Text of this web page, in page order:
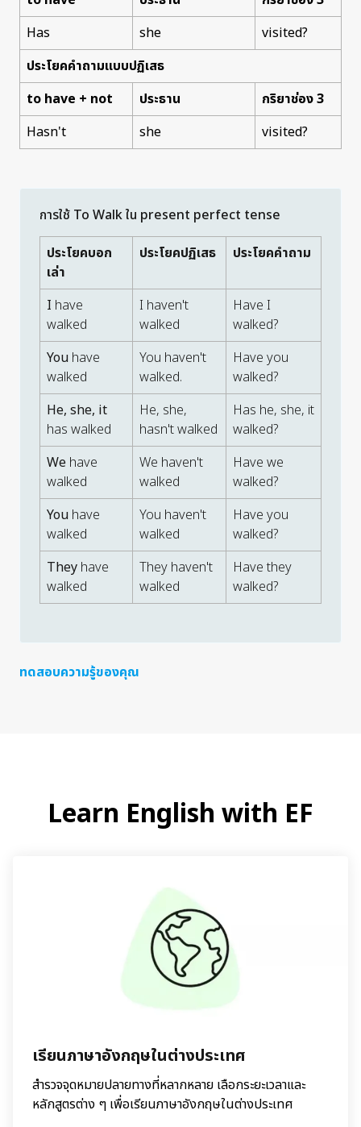
Has
she
visited?
ประโยคคำถามแบบปฏิเสธ
to have + not ประธาน
กริยาช่อง 3
Hasn't
she visited?
การใช้ To Walk ใน present perfect tense
ประโยคบอก
เล่า
ประโยคปฏิเสธ ประโยคคำถาม
I have
walked
I haven't
walked
Have I
walked?
You have
walked
You haven't
walked.
Have you
walked?
He, she, it
has walked
He, she,
hasn't walked
Has he, she, it
walked?
We have
walked
We haven't
walked
Have we
walked?
You have
walked
You haven't
walked
Have you
walked?
They have
walked
They haven't
walked
Have they
walked?
ทดสอบความรู้ของคุณ
Learn English with EF
เรียนภาษาอังกฤษในต่างประเทศ
สำรวจจุดหมายปลายทางที่หลากหลาย เลือกระยะเวลาและ
หลักสูตรต่าง ๆ เพื่อเรียนภาษาอังกฤษในต่างประเทศ